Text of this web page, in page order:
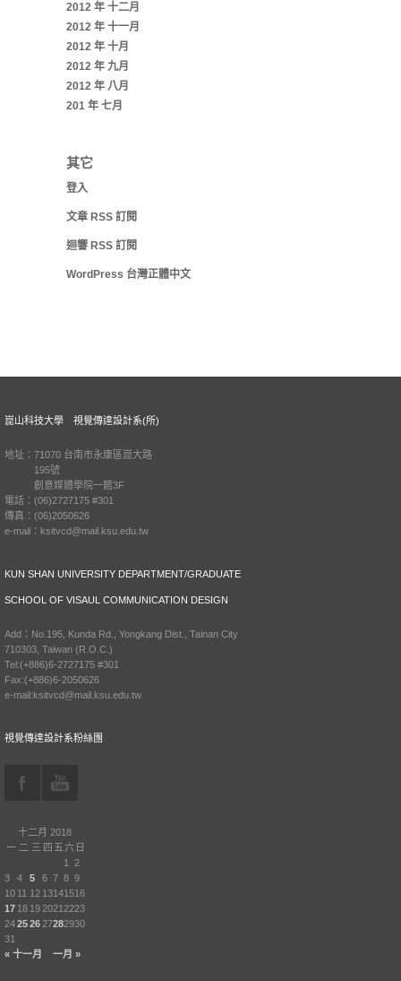
2012 年 十二月
2012 年 十一月
2012 年 十月
2012 年 九月
2012 年 八月
201 年 七月
其它
登入
文章 RSS 訂閱
迴響 RSS 訂閱
WordPress 台灣正體中文
崑山科技大學 視覺傳達設計系(所)
地址：71070 台南市永康區崑大路
195號
創意媒體學院一館3F
電話：(06)2727175 #301
傳真：(06)2050626
e-mail：ksitvcd@mail.ksu.edu.tw
KUN SHAN UNIVERSITY DEPARTMENT/GRADUATE
SCHOOL OF VISAUL COMMUNICATION DESIGN
Add：No.195, Kunda Rd., Yongkang Dist., Tainan City
710303, Taiwan (R.O.C.)
Tel:(+886)6-2727175 #301
Fax:(+886)6-2050626
e-mail:ksitvcd@mail.ksu.edu.tw
視覺傳達設計系粉絲團
十二月 2018
一 二 三 四 五六 日
« 十一月 一月 »
1
2
3
4 5 6 7 8 9
10 11 12 13141516
17 18 19 2021 2223
242526 27282930
31